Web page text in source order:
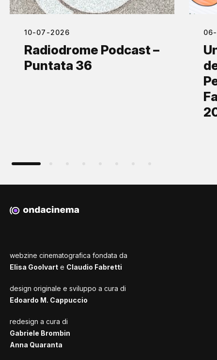
10-07-2026
Radiodrome Podcast –
Puntata 36
webzine cinematografica fondata da
Elisa Goolvart e Claudio Fabretti
design originale e sviluppo a cura di
Edoardo M. Cappuccio
redesign a cura di
Gabriele Brombin
Anna Quaranta